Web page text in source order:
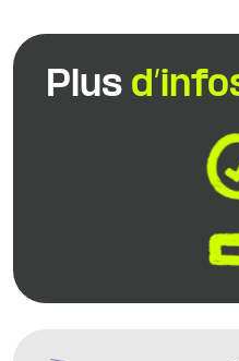
Plus